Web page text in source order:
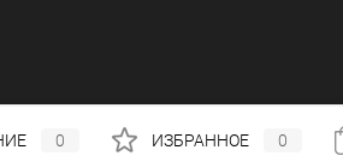
0 ИЗБРАННОЕ 0